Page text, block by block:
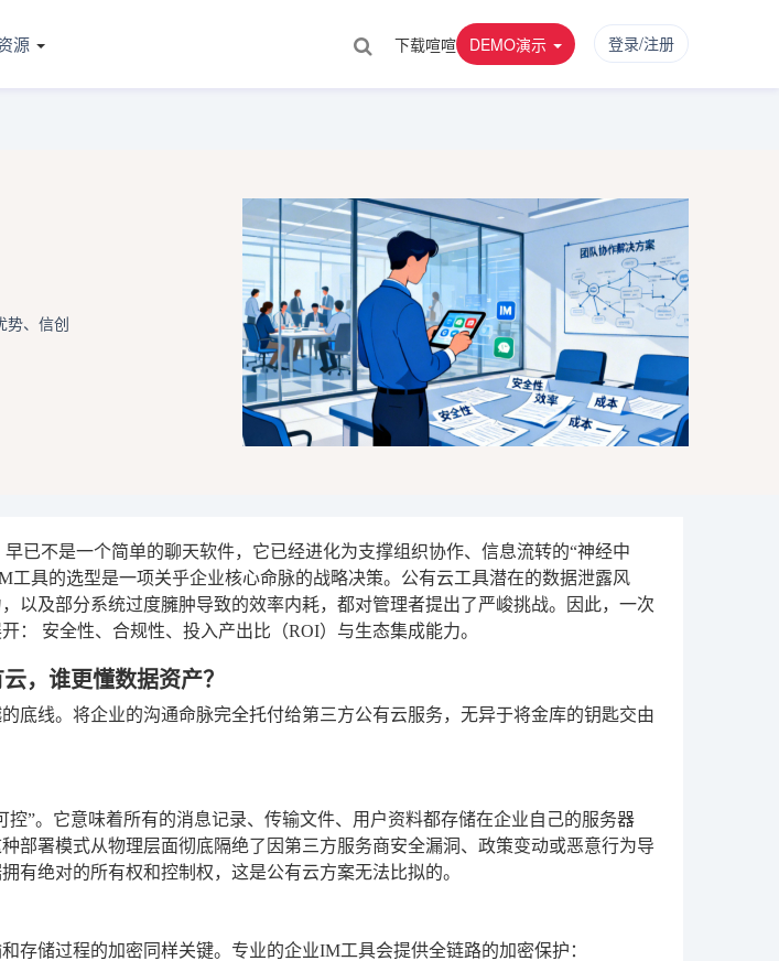
源 下载喧喧 DEMO演示 登录/注册
势、信创
已不是一个简单的聊天软件，它已经进化为支撑组织协作、信息流转的“神经中
工具的选型是一项关乎企业核心命脉的战略决策。公有云工具潜在的数据泄露风
以及部分系统过度臃肿导致的效率内耗，都对管理者提出了严峻挑战。因此，一次
： 安全性、合规性、投入产出比（ROI）与生态集成能力。
，谁更懂数据资产？
底线。将企业的沟通命脉完全托付给第三方公有云服务，无异于将金库的钥匙交由
控”。它意味着所有的消息记录、传输文件、用户资料都存储在企业自己的服务器
部署模式从物理层面彻底隔绝了因第三方服务商安全漏洞、政策变动或恶意行为导
有绝对的所有权和控制权，这是公有云方案无法比拟的。
存储过程的加密同样关键。专业的企业IM工具会提供全链路的加密保护：